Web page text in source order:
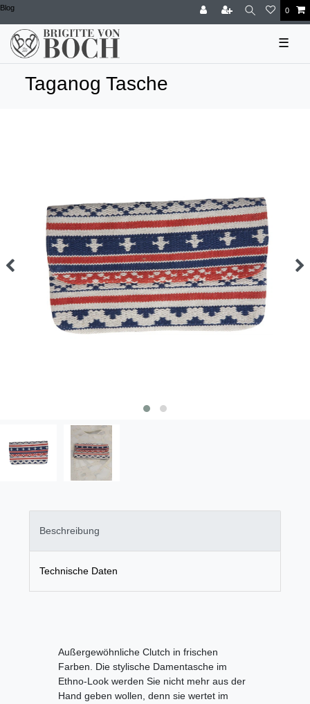
Blog 0
☰
Taganog Tasche
Beschreibung
Technische Daten
Außergewöhnliche Clutch in frischen
Farben. Die stylische Damentasche im
Ethno-Look werden Sie nicht mehr aus der
Hand geben wollen, denn sie wertet im